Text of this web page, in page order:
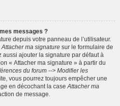
messages ?
depuis votre panneau de l’utilisateur.
Attacher ma signature sur le formulaire de
ajouter la signature par défaut à
« Attacher ma signature » à partir du
du forum --> Modifier les
vous pourrez toujours empêcher une
en décochant la case Attacher ma
de message.